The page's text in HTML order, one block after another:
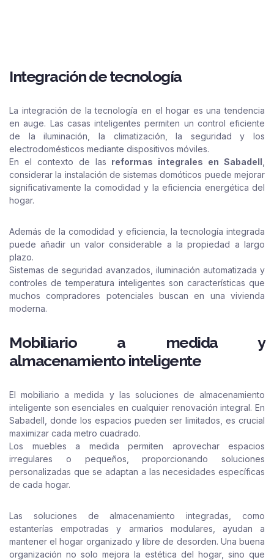
Integración de tecnología
La integración de la tecnología en el hogar es una tendencia
en auge. Las casas inteligentes permiten un control eficiente
de la iluminación, la climatización, la seguridad y los
electrodomésticos mediante dispositivos móviles.
En el contexto de las reformas integrales en Sabadell
considerar la instalación de sistemas domóticos puede mejorar
significativamente la comodidad y la eficiencia energética del
hogar.
Además de la comodidad y eficiencia, la tecnología integrada
puede añadir un valor considerable a la propiedad a largo
plazo.
Sistemas de seguridad avanzados, iluminación automatizada y
controles de temperatura inteligentes son características que
muchos compradores potenciales buscan en una vivienda
moderna.
Mobiliario a medida y
almacenamiento inteligente
El mobiliario a medida y las soluciones de almacenamiento
inteligente son esenciales en cualquier renovación integral. En
Sabadell, donde los espacios pueden ser limitados, es crucial
maximizar cada metro cuadrado.
Los muebles a medida permiten aprovechar espacios
irregulares o pequeños, proporcionando soluciones
personalizadas que se adaptan a las necesidades específicas
de cada hogar.
Las soluciones de almacenamiento integradas, como
estanterías empotradas y armarios modulares, ayudan a
mantener el hogar organizado y libre de desorden. Una buena
organización no solo mejora la estética del hogar, sino que